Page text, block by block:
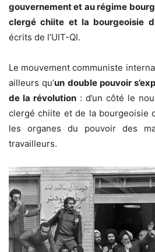
gouvernement et au régime
clergé chiite et la bourgeoisie
écrits de l’UIT-QI.
Le mouvement communiste
ailleurs qu’un double pouvoir
de la révolution : d’un côté le
clergé chiite et de la bourgeoisie
les organes du pouvoir des
travailleurs.